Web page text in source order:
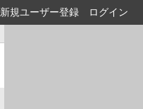
新規ユーザー登録 ログイン